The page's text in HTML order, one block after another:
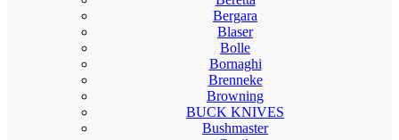
Bergara
Blaser
Bolle
Bornaghi
Brenneke
Browning
BUCK KNIVES
Bushmaster